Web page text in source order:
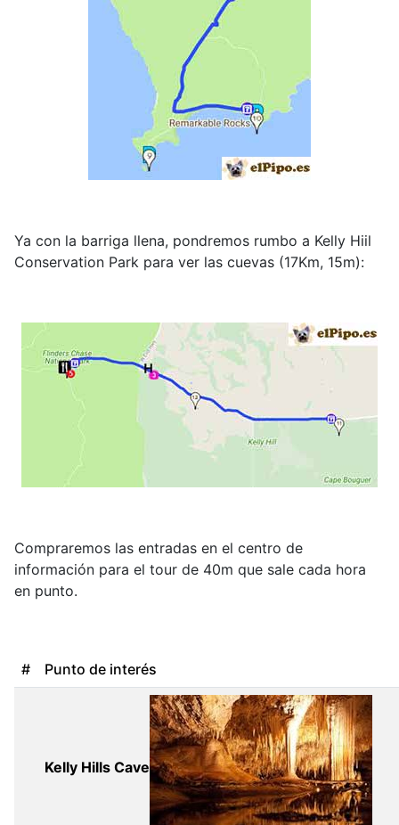
Ya con la barriga llena, pondremos rumbo a Kelly Hiil
Conservation Park para ver las cuevas (17Km, 15m):
Compraremos las entradas en el centro de
información para el tour de 40m que sale cada hora
en punto.
# Punto de interés
Kelly Hills Cave